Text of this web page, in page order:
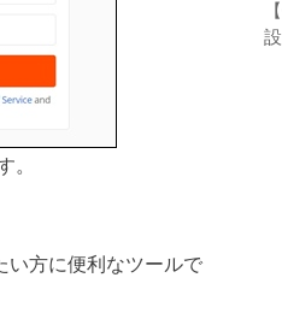
。
い方に便利なツールで